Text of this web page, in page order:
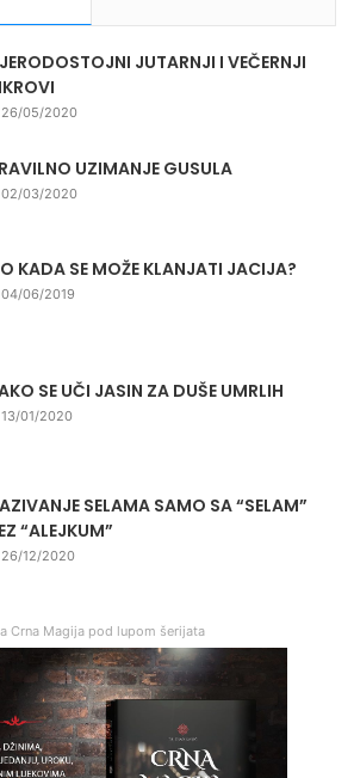
JUTARNJI I VEČERNJI
26/05/2020
UZIMANJE GUSULA
02/03/2020
KADA SE MOŽE KLANJATI JACIJA?
04/06/2019
SE UČI JASIN ZA DUŠE UMRLIH
13/01/2020
SELAMA SAMO SA “SELAM”
“ALEJKUM”
26/12/2020
Crna Magija pod lupom šerijata